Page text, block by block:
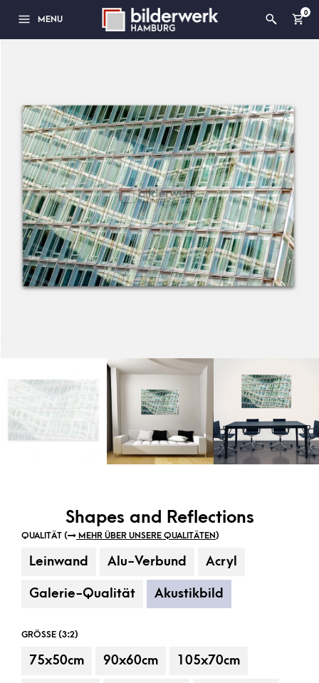
MENU
0
Shapes and Reflections
QUALITÄT ( MEHR ÜBER UNSERE QUALITÄTEN)
Leinwand Alu-Verbund Acryl
Galerie-Qualität Akustikbild
GRÖSSE (3:2)
75x50cm 90x60cm 105x70cm